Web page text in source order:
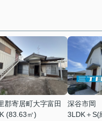
郡寄居町大字富田
(83.63㎡)
深谷市岡
3LDK＋S(